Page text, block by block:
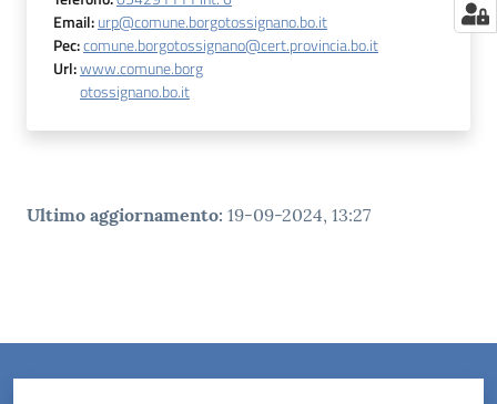
Email:urp@comune.borgotossignano.bo.it
Pec:comune.borgotossignano@cert.provincia.bo.it
Url:www.comune.borg
otossignano.bo.it
Ultimo aggiornamento: 19-09-2024, 13:27